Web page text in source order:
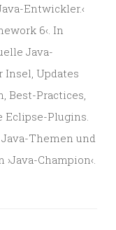
Entwickler.‹
6‹. In
Java-
Updates
Best-Practices,
Plugins.
Themen und
Champion‹.